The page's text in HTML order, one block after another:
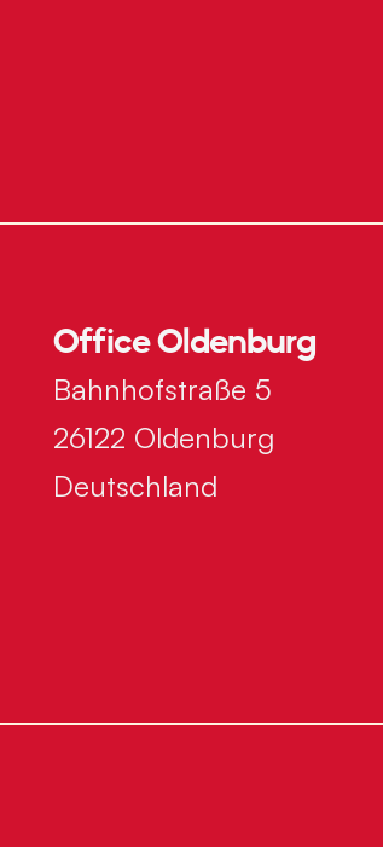
Office Oldenburg
Bahnhofstraße 5
26122 Oldenburg
Deutschland